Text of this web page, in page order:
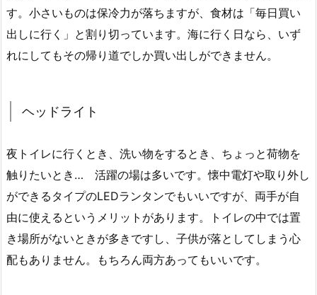
す。小さいものは保冷力が落ちますが、食材は「毎日買い
出しに行く」と割り切っています。海に行く日なら、いず
れにしてもその帰り道でしか買い出しができません。
ヘッドライト
夜トイレに行くとき、洗い物をするとき、ちょっと荷物を
触りたいとき… 活躍の場は多いです。懐中電灯や取り外し
ができるタイプのLEDランタンでもいいですが、両手が自
由に使えるというメリットがあります。トイレの中では置
き場所がないときが多きですし、子供が落としてしまう心
配もありません。もちろん両方あってもいいです。